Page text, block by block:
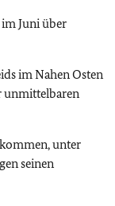
Juni über
im Nahen Osten
unmittelbaren
unter
seinen